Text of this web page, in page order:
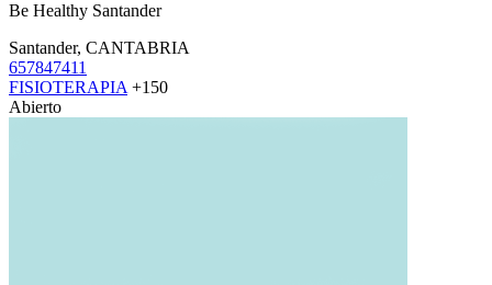
Be Healthy Santander
Santander, CANTABRIA
657847411
FISIOTERAPIA +150
Abierto